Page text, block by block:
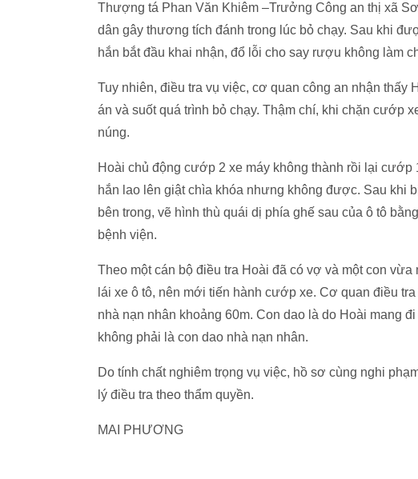
Thượng tá Phan Văn Khiêm –Trưởng Công an thị xã
dân gây thương tích đánh trong lúc bỏ chạy. Sau khi
hắn bắt đầu khai nhận, đổ lỗi cho say rượu không làm
Tuy nhiên, điều tra vụ việc, cơ quan công an nhận thấy
án và suốt quá trình bỏ chạy. Thậm chí, khi chặn cướp
núng.
Hoài chủ động cướp 2 xe máy không thành rồi lại
hắn lao lên giật chìa khóa nhưng không được. Sau khi
bên trong, vẽ hình thù quái dị phía ghế sau của ô tô
bệnh viện.
Theo một cán bộ điều tra Hoài đã có vợ và một con
lái xe ô tô, nên mới tiến hành cướp xe. Cơ quan điều
nhà nạn nhân khoảng 60m. Con dao là do Hoài mang
không phải là con dao nhà nạn nhân.
Do tính chất nghiêm trọng vụ việc, hồ sơ cùng nghi
lý điều tra theo thẩm quyền.
MAI PHƯƠNG